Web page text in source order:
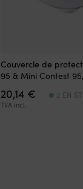
Couvercle de
95 & Mini Contest
20,14 €
TVA incl.
2 EN